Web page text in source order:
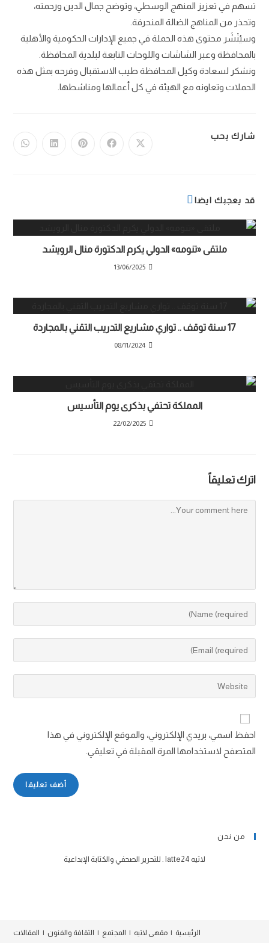
تسهم في تعزيز المنهج الوسطي، وتوضح جمال الدين ورحمته،
وتحذر من المناهج الضالة المنحرفة.
وسيُنْشَر محتوى هذه الحملة في جميع الإدارات الحكومية والأهلية
بالمحافظة وعبر الشاشات واللوحات التابعة لبلدية المحافظة.
ونشكر لسعادة وكيل المحافظة طيب الاستقبال وفرحه بمثل هذه
الحملات وتعاونه مع الهيئة في كل أعمالها ومناشطها.
شارك بحب
قد يعجبك ايضا
ملتقى «تنومه» الدولي يكرم الدكتورة منال الرويشد
13/06/2025
17 سنة توقف .. تواري مشاريع التدريب التقني بالمجاردة
08/11/2024
المملكة تحتفي بذكرى يوم التأسيس
22/02/2025
اترك تعليقاً
احفظ اسمي، بريدي الإلكتروني، والموقع الإلكتروني في هذا
المتصفح لاستخدامها المرة المقبلة في تعليقي.
من نحن
لاتيه latte24 . للتحرير الصحفي والكتابة الإبداعية
الرئيسية مقهى لاتيه المجتمع الثقافة والفنون المقالات